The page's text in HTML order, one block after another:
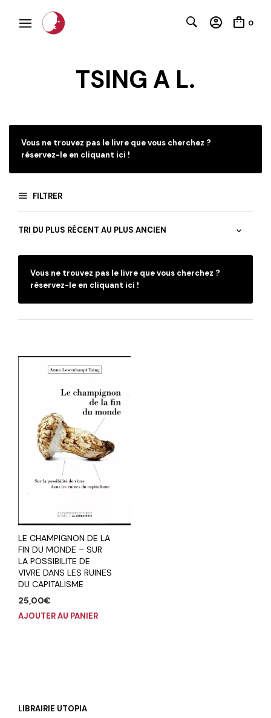
0
TSING A L.
Vous ne trouvez pas le livre que vous cherchez ?
réservez-le en cliquant ici !
FILTRER
Vous ne trouvez pas le livre que vous cherchez ?
réservez-le en cliquant ici !
LE CHAMPIGNON DE LA
FIN DU MONDE – SUR
LA POSSIBILITE DE
VIVRE DANS LES RUINES
DU CAPITALISME
25,00€
AJOUTER AU PANIER
LIBRAIRIE UTOPIA